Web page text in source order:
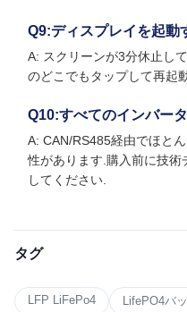
Q9:ディスプレイを起動
A: スクリーンが3分休止し
のどこでもタップして再起
Q10:すべてのインバー
A: CAN/RS485経由でほと
性があります.購入前に技
してください.
タグ
LFP LiFePo4 LifePO4バ